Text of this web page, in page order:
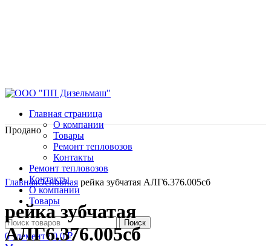
Главная страница
О компании
Товары
Ремонт тепловозов
Контакты
Ремонт тепловозов
Контакты
О компании
Товары
Поиск
0элемент / 0.0₽
Продано
Нажмите, чтобы увеличить
ГлавнаяОсновная рейка зубчатая АЛГ6.376.005сб
рейка зубчатая
АЛГ6.376.005сб